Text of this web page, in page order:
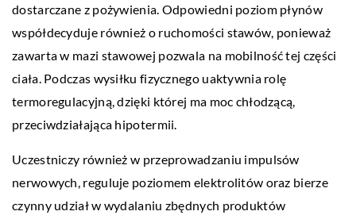
dostarczane z pożywienia. Odpowiedni poziom płynów
współdecyduje również o ruchomości stawów, ponieważ
zawarta w mazi stawowej pozwala na mobilność tej części
ciała. Podczas wysiłku fizycznego uaktywnia rolę
termoregulacyjną, dzięki której ma moc chłodzącą,
przeciwdziałająca hipotermii.
Uczestniczy również w przeprowadzaniu impulsów
nerwowych, reguluje poziomem elektrolitów oraz bierze
czynny udział w wydalaniu zbędnych produktów